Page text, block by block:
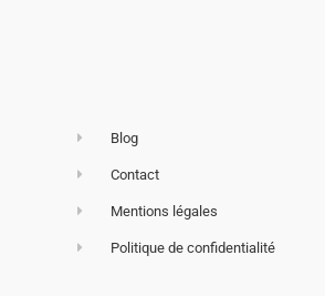
Blog
Contact
Mentions légales
Politique de confidentialité